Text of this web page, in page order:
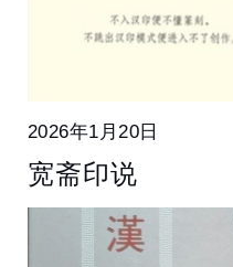
2026年1月20日
宽斋印说